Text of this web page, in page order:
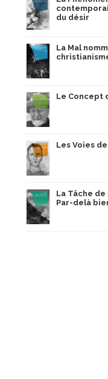
du désir
La Mal
Le Concept
Les Voies
La Tâche
Par-delà